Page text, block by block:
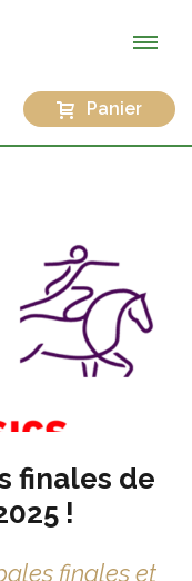
Panier
finales de
!
finales et